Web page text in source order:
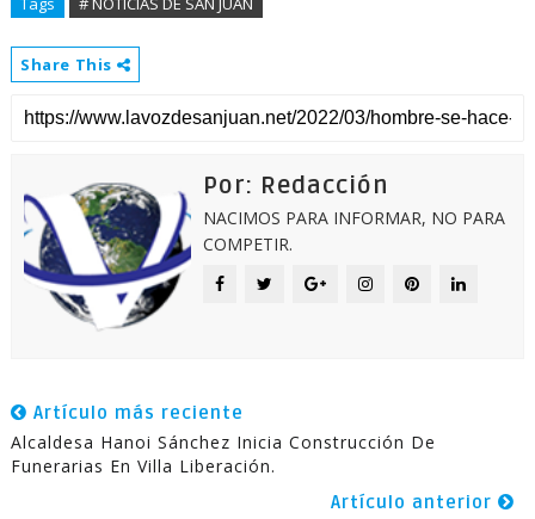
Share This
Por: Redacción
NACIMOS PARA INFORMAR, NO PARA
COMPETIR.
Artículo más reciente
Alcaldesa Hanoi Sánchez Inicia Construcción De
Funerarias En Villa Liberación.
Artículo anterior